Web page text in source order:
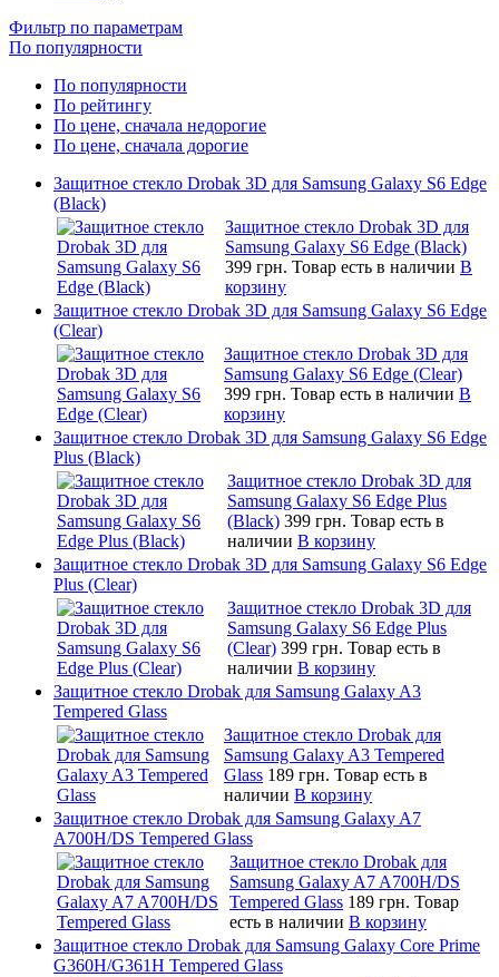
Фильтр по параметрам
По популярности
По популярности
По рейтингу
По цене, сначала недорогие
По цене, сначала дорогие
Защитное стекло Drobak 3D для Samsung Galaxy S6 Edge
(Black)
Защитное стекло Drobak 3D для
Samsung Galaxy S6 Edge (Black)
399 грн. Товар есть в наличии В
корзину
Защитное стекло Drobak 3D для Samsung Galaxy S6 Edge
(Clear)
Защитное стекло Drobak 3D для
Samsung Galaxy S6 Edge (Clear)
399 грн. Товар есть в наличии В
корзину
Защитное стекло Drobak 3D для Samsung Galaxy S6 Edge
Plus (Black)
Защитное стекло Drobak 3D для
Samsung Galaxy S6 Edge Plus
(Black) 399 грн. Товар есть в
наличии В корзину
Защитное стекло Drobak 3D для Samsung Galaxy S6 Edge
Plus (Clear)
Защитное стекло Drobak 3D для
Samsung Galaxy S6 Edge Plus
(Clear) 399 грн. Товар есть в
наличии В корзину
Защитное стекло Drobak для Samsung Galaxy A3
Tempered Glass
Защитное стекло Drobak для
Samsung Galaxy A3 Tempered
Glass 189 грн. Товар есть в
наличии В корзину
Защитное стекло Drobak для Samsung Galaxy A7
A700H/DS Tempered Glass
Защитное стекло Drobak для
Samsung Galaxy A7 A700H/DS
Tempered Glass 189 грн. Товар
есть в наличии В корзину
Защитное стекло Drobak для Samsung Galaxy Core Prime
G360H/G361H Tempered Glass